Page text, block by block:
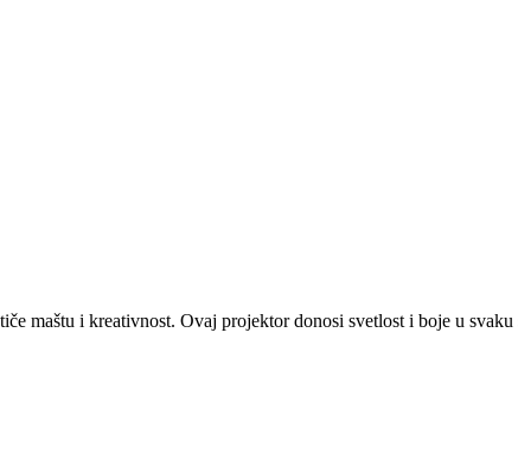
maštu i kreativnost. Ovaj projektor donosi svetlost i boje u